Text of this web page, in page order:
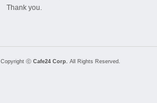
Thank you.
Copyright ⓒ Cafe24 Corp. All Rights Reserved.